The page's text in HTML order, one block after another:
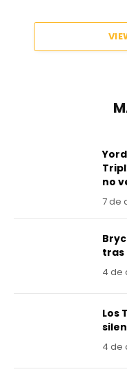
no
7 de
tras
4 de
Los
4 de